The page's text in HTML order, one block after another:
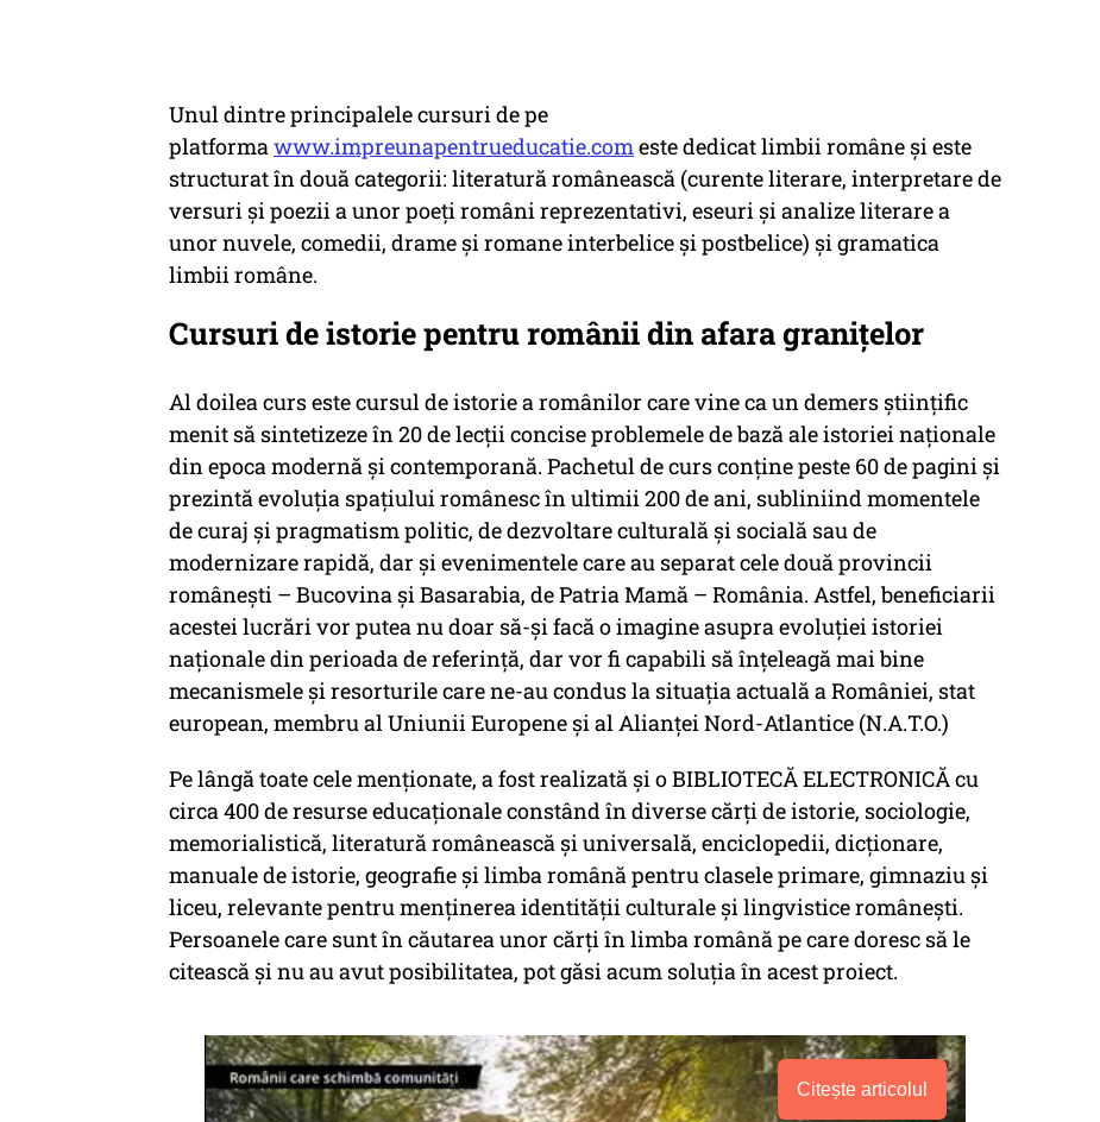
Unul dintre principalele cursuri de pe
platformawww.impreunapentrueducatie.comeste dedicat limbii române și este
structurat în două categorii: literatură românească (curente literare, interpretare de
versuri și poezii a unor poeți români reprezentativi, eseuri și analize literare a
unor nuvele, comedii, drame și romane interbelice și postbelice) și gramatica
limbii române.
Cursuri de istorie pentru românii din afara granițelor
Al doilea curs este cursul de istorie a românilor care vine ca un demers ştiinţific
menit să sintetizeze în 20 de lecţii concise problemele de bază ale istoriei naţionale
din epoca modernă şi contemporană. Pachetul de curs conține peste 60 de pagini și
prezintă evoluţia spaţiului românesc în ultimii 200 de ani, subliniind momentele
de curaj şi pragmatism politic, de dezvoltare culturală şi socială sau de
modernizare rapidă, dar şi evenimentele care au separat cele două provincii
românești – Bucovina și Basarabia, de Patria Mamă – România. Astfel, beneficiarii
acestei lucrări vor putea nu doar să-şi facă o imagine asupra evoluţiei istoriei
naţionale din perioada de referinţă, dar vor fi capabili să înţeleagă mai bine
mecanismele şi resorturile care ne-au condus la situaţia actuală a României, stat
european, membru al Uniunii Europene şi al Alianţei Nord-Atlantice (N.A.T.O.)
Pe lângă toate cele menționate, a fost realizată și o BIBLIOTECĂ ELECTRONICĂ cu
circa 400 de resurse educaționale constând în diverse cărți de istorie, sociologie,
memorialistică, literatură românească și universală, enciclopedii, dicționare,
manuale de istorie, geografie și limba română pentru clasele primare, gimnaziu și
liceu, relevante pentru menținerea identității culturale și lingvistice românești.
Persoanele care sunt în căutarea unor cărți în limba română pe care doresc să le
citească și nu au avut posibilitatea, pot găsi acum soluția în acest proiect.
Citește articolul